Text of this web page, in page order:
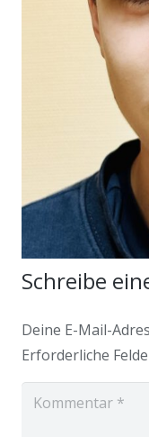
Schreibe
Deine E-Mail-
Erforderliche